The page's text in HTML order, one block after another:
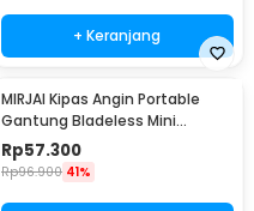
+ Keranjang
MIRJAI Kipas Angin Portable
Gantung Bladeless Mini
Cooling Fan 1200mAh - 6171
Rp57.300
Rp96.900 41%